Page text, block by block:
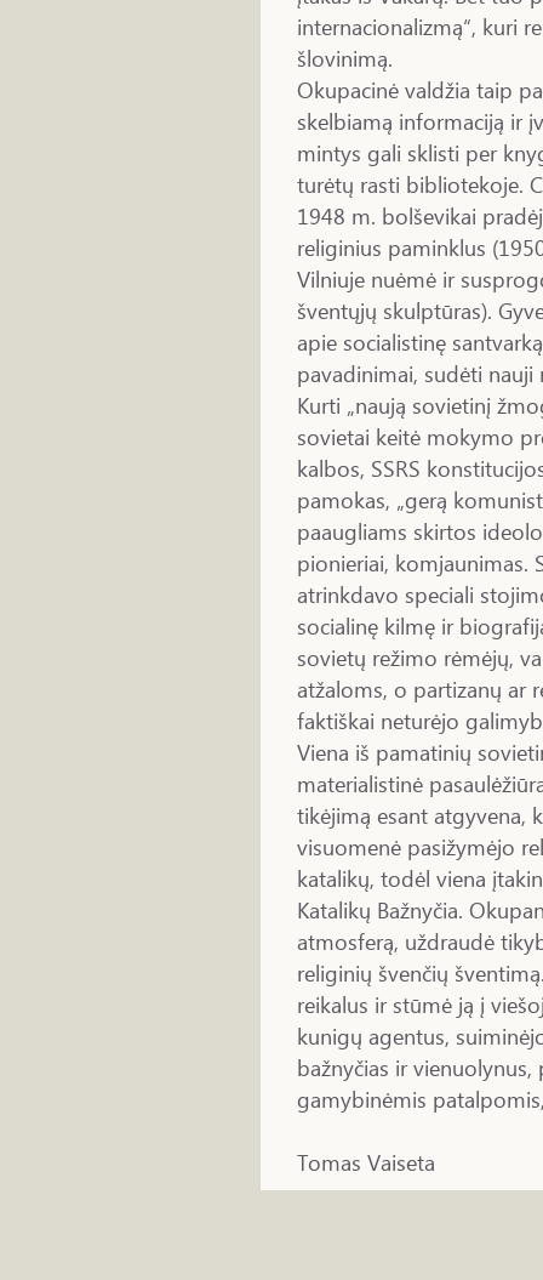
internacionalizmą“, kuri
šlovinimą.
Okupacinė valdžia taip
skelbiamą informaciją ir
mintys gali sklisti per
turėtų rasti bibliotekoje.
1948 m. bolševikai
religinius paminklus
Vilniuje nuėmė ir
šventųjų skulptūras).
apie socialistinę
pavadinimai, sudėti
Kurti „naują sovietinį
sovietai keitė mokymo
kalbos, SSRS
pamokas, „gerą
paaugliams skirtos
pionieriai, komjaunimas.
atrinkdavo speciali
socialinę kilmę ir
sovietų režimo rėmėjų,
atžaloms, o partizanų ar
faktiškai neturėjo
Viena iš pamatinių
materialistinė
tikėjimą esant atgyvena,
visuomenė pasižymėjo
katalikų, todėl viena
Katalikų Bažnyčia.
atmosferą, uždraudė
religinių švenčių
reikalus ir stūmė ją į
kunigų agentus,
bažnyčias ir
gamybinėmis
Tomas Vaiseta